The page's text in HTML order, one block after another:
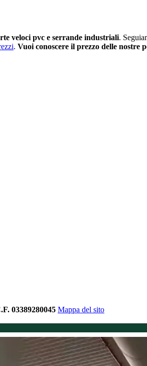
veloci pvc e serrande industriali.
. Vuoi conoscere il prezzo delle nostre
03389280045 Mappa del sito